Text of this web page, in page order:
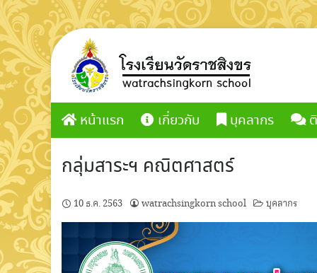
Skip
to
content
หน้าแรก เกี่ยวกับ บุคลากร ติ
กลุ่มสาระฯ คณิตศาสตร์
10 ธ.ค. 2563 watrachsingkorn school บุคลากร